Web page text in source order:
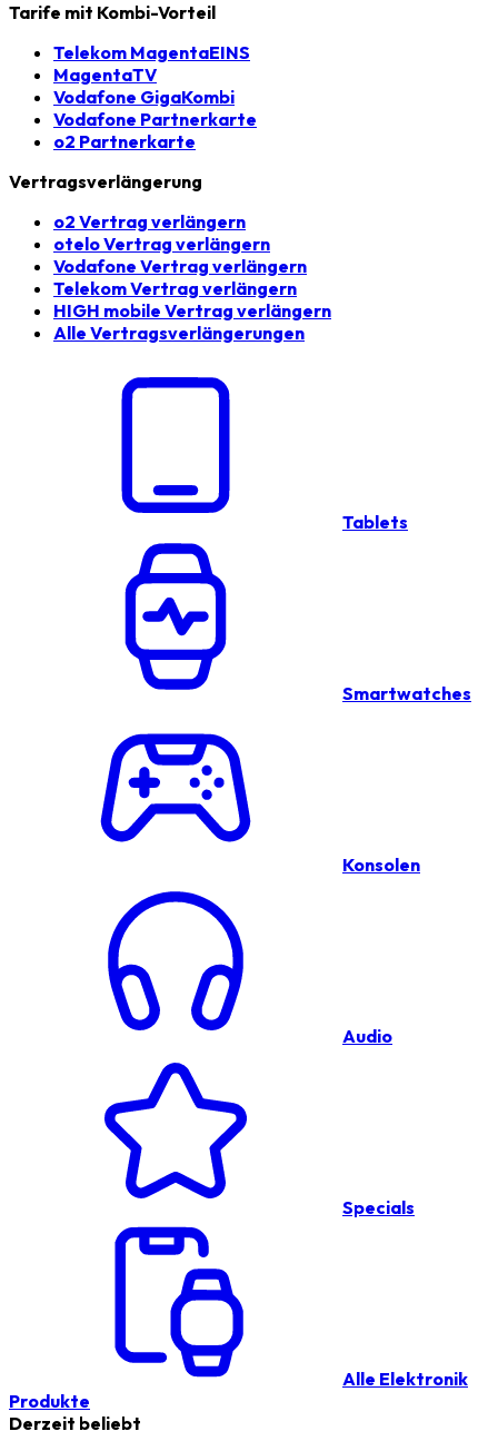
Tarife mit Kombi-Vorteil
Telekom MagentaEINS
MagentaTV
Vodafone GigaKombi
Vodafone Partnerkarte
o2 Partnerkarte
Vertragsverlängerung
o2 Vertrag verlängern
otelo Vertrag verlängern
Vodafone Vertrag verlängern
Telekom Vertrag verlängern
HIGH mobile Vertrag verlängern
Alle Vertragsverlängerungen
Tablets
Smartwatches
Konsolen
Audio
Specials
Alle Elektronik
Produkte
Derzeit beliebt